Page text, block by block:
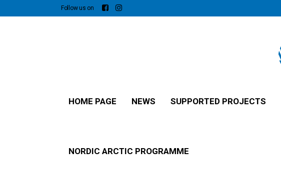
Follow us on
HOME PAGE NEWS SUPPORTED PROJECTS
NORDIC ARCTIC PROGRAMME